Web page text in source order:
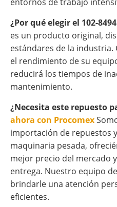
¿Por qué elegir el 102-
es un producto original,
estándares de la industria.
el rendimiento de su
reducirá los tiempos de
mantenimiento.
¿Necesita este repuesto
ahora con Procomex
importación de repuestos
maquinaria pesada,
mejor precio del mercado
entrega. Nuestro equipo
brindarle una atención
eficientes.